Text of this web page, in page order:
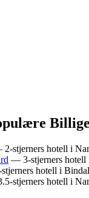
stjerners hotell i
— 3-stjerners hotell
hotell i
stjerners hotell i